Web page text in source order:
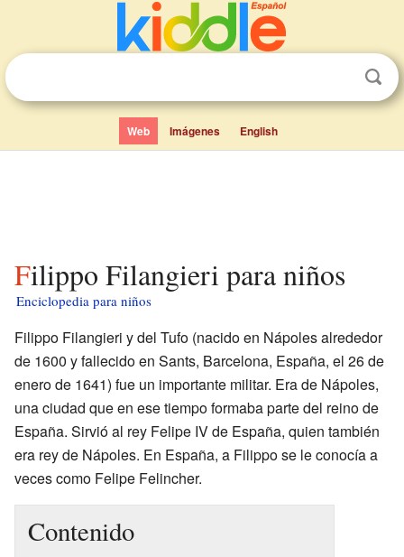
Web Imágenes English
Filippo Filangieri para niños
Enciclopedia para niños
Filippo Filangieri y del Tufo (nacido en Nápoles alrededor
de 1600 y fallecido en Sants, Barcelona, España, el 26 de
enero de 1641) fue un importante militar. Era de Nápoles,
una ciudad que en ese tiempo formaba parte del reino de
España. Sirvió al rey Felipe IV de España, quien también
era rey de Nápoles. En España, a Filippo se le conocía a
veces como Felipe Felincher.
Contenido